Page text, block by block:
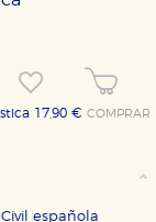
17,90 €COMPRAR
española